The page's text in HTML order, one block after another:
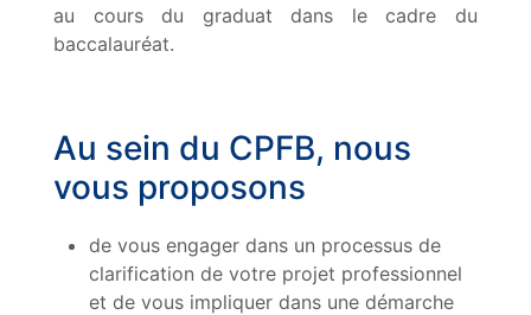
au cours du graduat dans le cadre du
baccalauréat.
Au sein du CPFB, nous
vous proposons
de vous engager dans un processus de
clarification de votre projet professionnel
et de vous impliquer dans une démarche